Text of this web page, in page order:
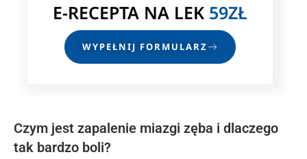
E-RECEPTA NA LEK 59ZŁ
WYPEŁNIJ FORMULARZ
Czym jest zapalenie miazgi zęba i dlaczego
tak bardzo boli?